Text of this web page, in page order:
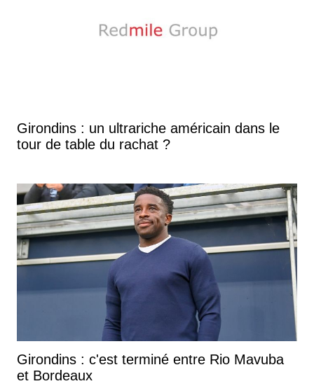
Girondins : un ultrariche américain dans le
tour de table du rachat ?
Girondins : c'est terminé entre Rio Mavuba
et Bordeaux